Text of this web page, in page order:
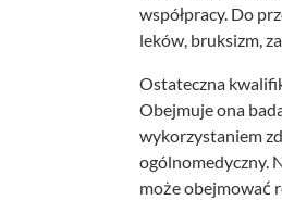
współpracy. Do
leków, bruksizm,
Ostateczna
Obejmuje ona
wykorzystaniem
ogólnomedyczny.
może obejmować